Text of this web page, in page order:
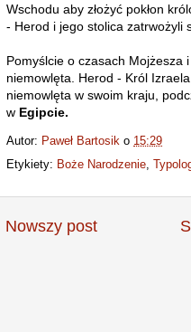
Wschodu aby złożyć pokłon
- Herod i jego stolica zatrwożyli
Pomyślcie o czasach Mojżesza
niemowlęta. Herod - Król
niemowlęta w swoim kraju,
w Egipcie.
Autor: Paweł Bartosik o 15:29
Etykiety: Boże Narodzenie,
Nowszy post